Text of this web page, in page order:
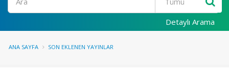
Detaylı Arama
ANA SAYFA SON EKLENEN YAYINLAR